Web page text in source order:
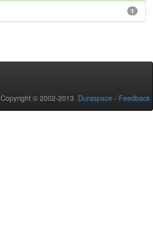
1
Copyright © 2002-2013 Duraspace - Feedback